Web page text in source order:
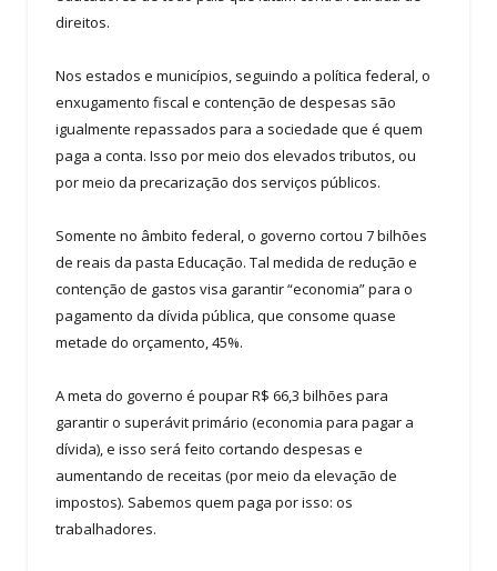
direitos.
Nos estados e municípios, seguindo a política federal, o
enxugamento fiscal e contenção de despesas são
igualmente repassados para a sociedade que é quem
paga a conta. Isso por meio dos elevados tributos, ou
por meio da precarização dos serviços públicos.
Somente no âmbito federal, o governo cortou 7 bilhões
de reais da pasta Educação. Tal medida de redução e
contenção de gastos visa garantir “economia” para o
pagamento da dívida pública, que consome quase
metade do orçamento, 45%.
A meta do governo é poupar R$ 66,3 bilhões para
garantir o superávit primário (economia para pagar a
dívida), e isso será feito cortando despesas e
aumentando de receitas (por meio da elevação de
impostos). Sabemos quem paga por isso: os
trabalhadores.